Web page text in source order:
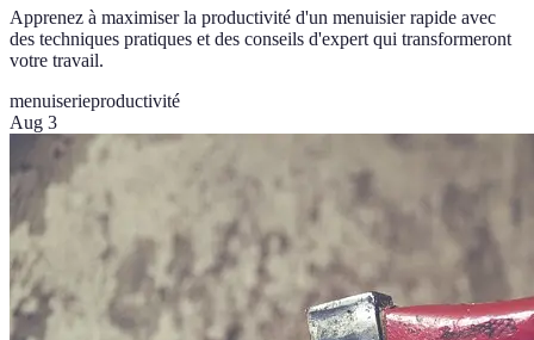
Apprenez à maximiser la productivité d'un menuisier rapide avec
des techniques pratiques et des conseils d'expert qui transformeront
votre travail.
menuiserieproductivité
Aug 3